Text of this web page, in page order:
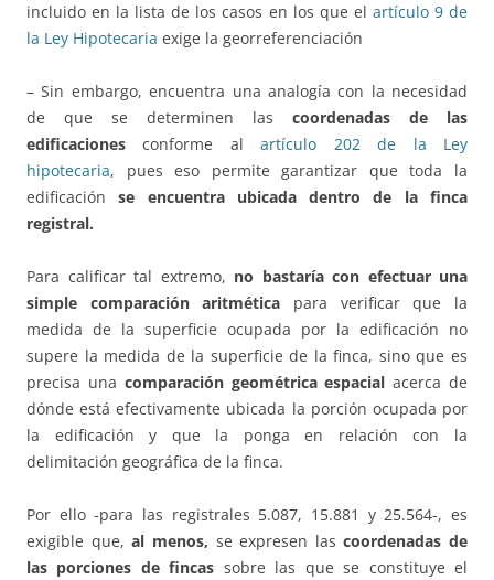
incluido en la lista de los casos en los que el artículo 9 de
la Ley Hipotecaria exige la georreferenciación
– Sin embargo, encuentra una analogía con la necesidad
de que se determinen las coordenadas de las
edificaciones conforme alartículo 202 de la Ley
hipotecaria, pues eso permite garantizar que toda la
edificaciónse encuentra ubicada dentro de la finca
registral.
Para calificar tal extremo, no bastaría con efectuar una
simple comparación aritmética para verificar que la
medida de la superficie ocupada por la edificación no
supere la medida de la superficie de la finca, sino que es
precisa una comparación geométrica espacial acerca de
dónde está efectivamente ubicada la porción ocupada por
la edificación y que la ponga en relación con la
delimitación geográfica de la finca.
Por ello -para las registrales 5.087, 15.881 y 25.564-, es
exigible que,al menos, se expresen lascoordenadas de
las porciones de fincas sobre las que se constituye el